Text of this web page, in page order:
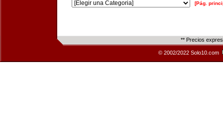
[Pág.
** Precios
© 2002/2022 Solo10.com